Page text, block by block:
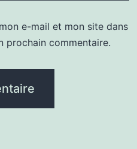
e-mail et mon site dans
prochain commentaire.